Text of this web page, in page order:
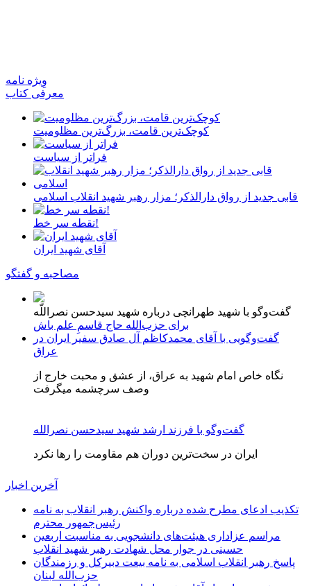
وِیژه نامه
معرفی کتاب
کوچک‌ترین قامت، بزرگ‌ترین مظلومیت
فراتر از سیاست
قابی جدید از رواق دارالذکر؛ مزار رهبر شهید انقلاب اسلامی
نقطه سر خط!
آقای شهید ایران
مصاحبه و گفتگو
گفت‌وگو با شهید طهرانچی درباره‌ شهید سیدحسن نصر‌اللّه
برای حزب‌الله حاج قاسمِ علم باش
گفت‌وگویی با آقای محمدکاظم آل صادق سفیر ایران در
عراق
نگاه خاص امام شهید به عراق، از عشق و محبت خارج از
وصف سرچشمه میگرفت
گفت‌وگو با فرزند ارشد شهید سیدحسن نصرالله
ایران در سخت‌ترین دوران هم مقاومت را رها نکرد
آخرین اخبار
تکذیب ادعای مطرح شده درباره واکنش رهبر انقلاب به نامه
رئیس‌جمهور محترم
مراسم عزاداری هیئت‌های دانشجویی به مناسبت اربعین
حسینی در جوار محل شهادت رهبر شهید انقلاب
پاسخ رهبر انقلاب اسلامی به نامه بیعت دبیرکل و رزمندگان
حزب‌الله لبنان